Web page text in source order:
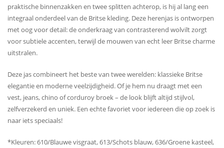
praktische binnenzakken en twee splitten achterop, is hij al lang een
integraal onderdeel van de Britse kleding. Deze herenjas is ontworpen
met oog voor detail: de onderkraag van contrasterend wolvilt zorgt
voor subtiele accenten, terwijl de mouwen van echt leer Britse charme
uitstralen.
Deze jas combineert het beste van twee werelden: klassieke Britse
elegantie en moderne veelzijdigheid. Of je hem nu draagt ​​met een
vest, jeans, chino of corduroy broek – de look blijft altijd stijlvol,
zelfverzekerd en uniek. Een echte favoriet voor iedereen die op zoek is
naar iets speciaals!
*Kleuren: 610/Blauwe visgraat, 613/Schots blauw, 636/Groene kasteel,